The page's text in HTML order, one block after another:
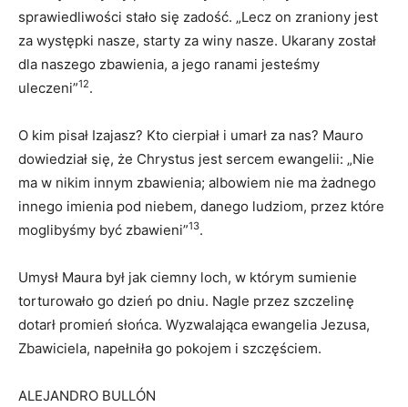
sprawiedliwości stało się zadość. „Lecz on zraniony jest
za występki nasze, starty za winy nasze. Ukarany został
dla naszego zbawienia, a jego ranami jesteśmy
uleczeni”12.
O kim pisał Izajasz? Kto cierpiał i umarł za nas? Mauro
dowiedział się, że Chrystus jest sercem ewangelii: „Nie
ma w nikim innym zbawienia; albowiem nie ma żadnego
innego imienia pod niebem, danego ludziom, przez które
moglibyśmy być zbawieni”13.
Umysł Maura był jak ciemny loch, w którym sumienie
torturowało go dzień po dniu. Nagle przez szczelinę
dotarł promień słońca. Wyzwalająca ewangelia Jezusa,
Zbawiciela, napełniła go pokojem i szczęściem.
ALEJANDRO BULLÓN